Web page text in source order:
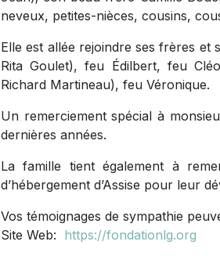
neveux, petites-nièces, cousins,
Elle est allée rejoindre ses frères
Rita Goulet), feu Édilbert, feu
Richard Martineau), feu Véronique.
Un remerciement spécial à
dernières années.
La famille tient également à
d’hébergement d’Assise pour leur
Vos témoignages de sympathie
Site Web: https://fondationlg.org